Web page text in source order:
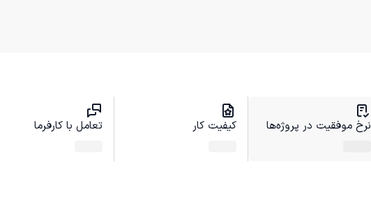
نرخ موفقیت در پروژه‌ها کیفیت کار تعامل با کارفرما